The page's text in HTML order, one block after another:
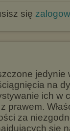
się
jedynie
na
ich w
prawem.
za
się